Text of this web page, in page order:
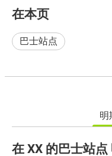
在本页
巴士站点
明
在 XX 的巴士站点